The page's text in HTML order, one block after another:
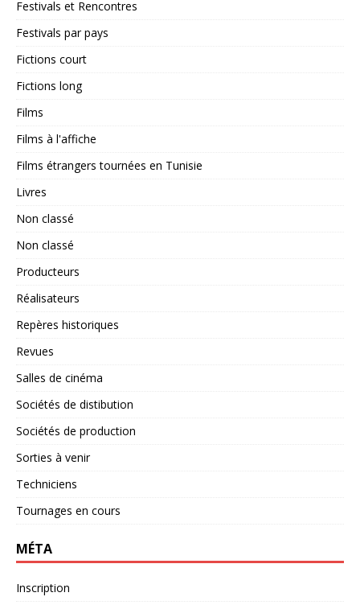
Festivals et Rencontres
Festivals par pays
Fictions court
Fictions long
Films
Films à l'affiche
Films étrangers tournées en Tunisie
Livres
Non classé
Non classé
Producteurs
Réalisateurs
Repères historiques
Revues
Salles de cinéma
Sociétés de distibution
Sociétés de production
Sorties à venir
Techniciens
Tournages en cours
MÉTA
Inscription